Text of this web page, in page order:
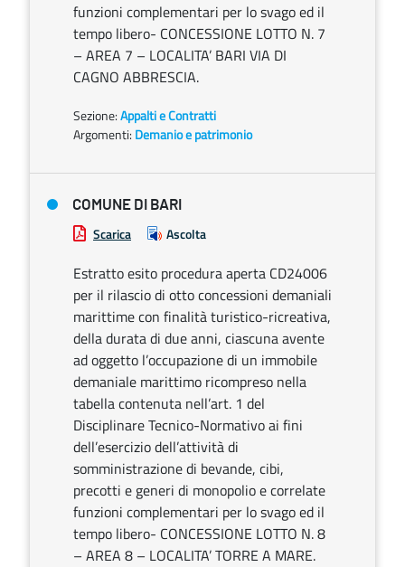
funzioni complementari per lo svago ed il
tempo libero- CONCESSIONE LOTTO N. 7
– AREA 7 – LOCALITA’ BARI VIA DI
CAGNO ABBRESCIA.
Sezione:Appalti e Contratti
Argomenti: Demanio e patrimonio
COMUNE DI BARI
Scarica Ascolta
Estratto esito procedura aperta CD24006
per il rilascio di otto concessioni demaniali
marittime con finalità turistico-ricreativa,
della durata di due anni, ciascuna avente
ad oggetto l’occupazione di un immobile
demaniale marittimo ricompreso nella
tabella contenuta nell’art. 1 del
Disciplinare Tecnico-Normativo ai fini
dell’esercizio dell’attività di
somministrazione di bevande, cibi,
precotti e generi di monopolio e correlate
funzioni complementari per lo svago ed il
tempo libero- CONCESSIONE LOTTO N. 8
– AREA 8 – LOCALITA’ TORRE A MARE.